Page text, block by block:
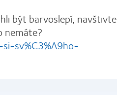
být barvoslepí, navštivte
nemáte?
sv%C3%A9ho-